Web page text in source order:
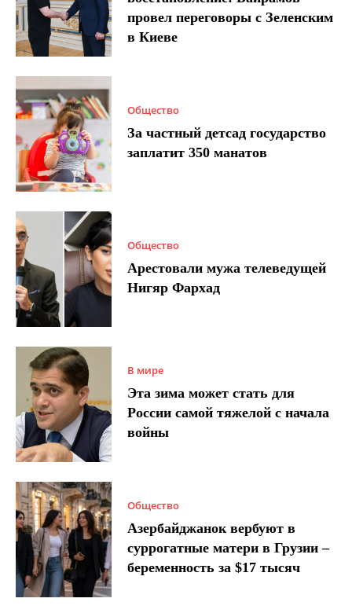
провел переговоры с Зеленским
в Киеве
Общество
За частный детсад государство
заплатит 350 манатов
Общество
Арестовали мужа телеведущей
Нигяр Фархад
В мире
Эта зима может стать для
России самой тяжелой с начала
войны
Общество
Азербайджанок вербуют в
суррогатные матери в Грузии –
беременность за $17 тысяч